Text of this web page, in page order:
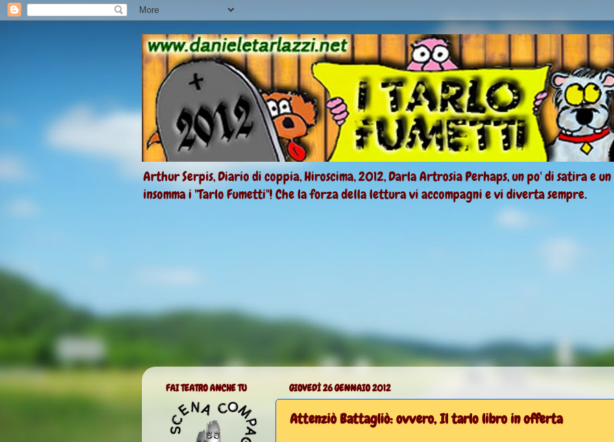
Arthur Serpis, Diario di coppia, Hiroscima, 2012, Darla Artrosia Perhaps, un po' di satira e
insomma i "Tarlo Fumetti"! Che la forza della lettura vi accompagni e vi diverta sempre.
GIOVEDÌ 26 GENNAIO 2012
Attenziò Battagliò: ovvero, Il tarlo libro in offerta
FAI TEATRO ANCHE TU